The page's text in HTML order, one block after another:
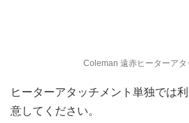
Coleman 遠赤ヒーターアタ
ヒーターアタッチメント単独では
意してください。